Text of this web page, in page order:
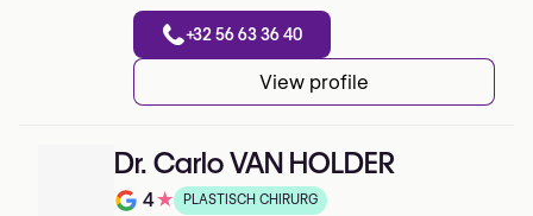
+32 56 63 36 40
View profile
Dr. Carlo VAN HOLDER
4★ PLASTISCH CHIRURG